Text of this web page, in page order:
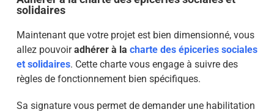
solidaires
Maintenant que votre projet est bien dimensionné, vous
allez pouvoiradhérer à la charte des épiceries sociales
et solidaires. Cette charte vous engage à suivre des
règles de fonctionnement bien spécifiques.
Sa signature vous permet de demander une habilitation